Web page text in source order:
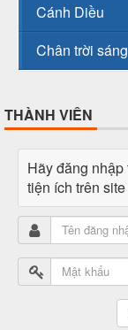
Cánh Diều
Chân trời
THÀNH VIÊN
Hãy đăng
tiện ích trên site